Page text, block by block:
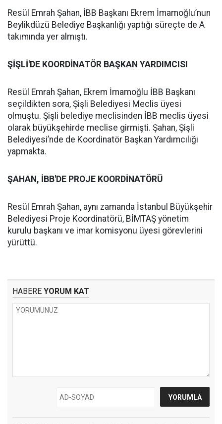
Resül Emrah Şahan, İBB Başkanı Ekrem İmamoğlu’nun
Beylikdüzü Belediye Başkanlığı yaptığı süreçte de A
takımında yer almıştı.
ŞİŞLİ'DE KOORDİNATÖR BAŞKAN YARDIMCISI
Resül Emrah Şahan, Ekrem İmamoğlu İBB Başkanı
seçildikten sora, Şişli Belediyesi Meclis üyesi
olmuştu. Şişli belediye meclisinden İBB meclis üyesi
olarak büyükşehirde meclise girmişti. Şahan, Şişli
Belediyesi’nde de Koordinatör Başkan Yardımcılığı
yapmakta.
ŞAHAN, İBB'DE PROJE KOORDİNATÖRÜ
Resül Emrah Şahan, aynı zamanda İstanbul Büyükşehir
Belediyesi Proje Koordinatörü, BİMTAŞ yönetim
kurulu başkanı ve imar komisyonu üyesi görevlerini
yürüttü.
HABERE YORUM KAT